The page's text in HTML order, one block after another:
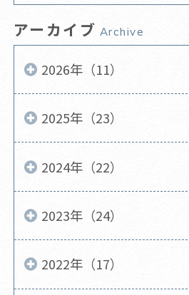
アーカイブ Archive
2026年（11）
2025年（23）
2024年（22）
2023年（24）
2022年（17）